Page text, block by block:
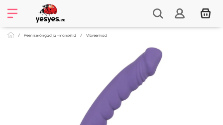
Peeniserõngad ja -mansetid Vibreerivad